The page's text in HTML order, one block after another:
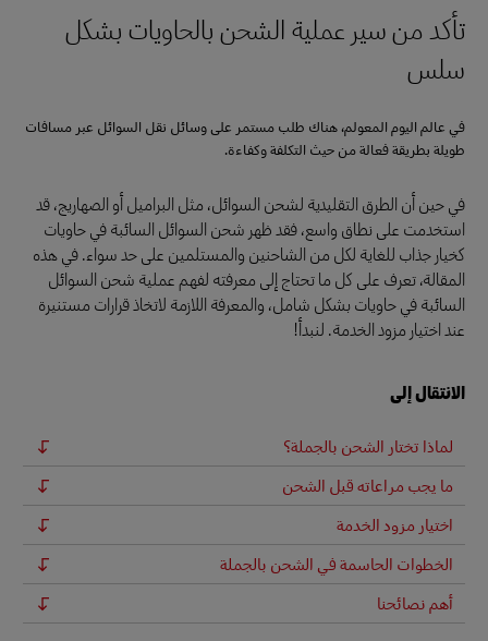
تأكد من سير عملية الشحن بالحاويات بشكل
سلس
في عالم اليوم المعولم، هناك طلب مستمر على وسائل نقل السوائل عبر مسافات
طويلة بطريقة فعالة من حيث التكلفة وكفاءة.
في حين أن الطرق التقليدية لشحن السوائل، مثل البراميل أو الصهاريج، قد
استخدمت على نطاق واسع، فقد ظهر شحن السوائل السائبة في حاويات
كخيار جذاب للغاية لكل من الشاحنين والمستلمين على حد سواء. في هذه
المقالة، تعرف على كل ما تحتاج إلى معرفته لفهم عملية شحن السوائل
السائبة في حاويات بشكل شامل، والمعرفة اللازمة لاتخاذ قرارات مستنيرة
عند اختيار مزود الخدمة. لنبدأ!
الانتقال إلى
لماذا تختار الشحن بالجملة؟
ما يجب مراعاته قبل الشحن
اختيار مزود الخدمة
الخطوات الحاسمة في الشحن بالجملة
أهم نصائحنا